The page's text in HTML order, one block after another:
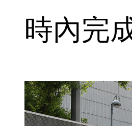
時內完